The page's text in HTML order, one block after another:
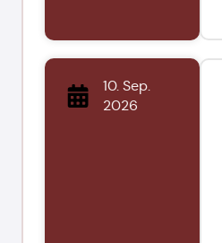
10. Sep.
2026